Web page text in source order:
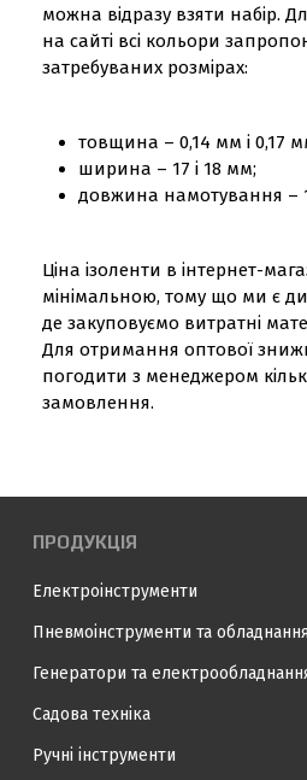
можна відразу взяти набір.
на сайті всі кольори
затребуваних розмірах:
товщина – 0,14 мм і 0,17
ширина – 17 і 18 мм;
довжина намотування –
Ціна ізоленти в інтернет-
мінімальною, тому що ми є
де закуповуємо витратні
Для отримання оптової
погодити з менеджером
замовлення.
ПРОДУКЦІЯ
Електроінструменти
Пневмоінструменти та обладнання
Генератори та
Садова техніка
Ручні інструменти